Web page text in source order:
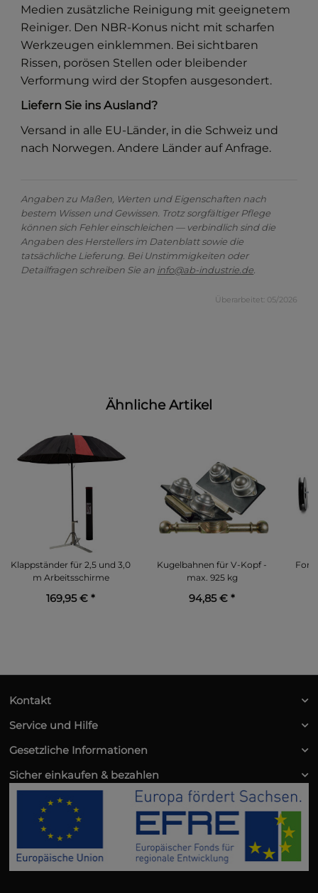
Medien zusätzliche Reinigung mit geeignetem
Reiniger. Den NBR-Konus nicht mit scharfen
Werkzeugen einklemmen. Bei sichtbaren
Rissen, porösen Stellen oder bleibender
Verformung wird der Stopfen ausgesondert.
Liefern Sie ins Ausland?
Versand in alle EU-Länder, in die Schweiz und
nach Norwegen. Andere Länder auf Anfrage.
Angaben zu Maßen, Werten und Eigenschaften nach
bestem Wissen und Gewissen. Trotz sorgfältiger Pflege
können sich Fehler einschleichen — verbindlich sind die
Angaben des Herstellers im Datenblatt sowie die
tatsächliche Lieferung. Bei Unstimmigkeiten oder
Detailfragen schreiben Sie an info@ab-industrie.de.
Überarbeitet: 05/2026
Ähnliche Artikel
Klappständer für 2,5 und 3,0
m Arbeitsschirme
169,95 € *
Kugelbahnen für V-Kopf -
max. 925 kg
94,85 € *
Kontakt
Service und Hilfe
Gesetzliche Informationen
Sicher einkaufen & bezahlen